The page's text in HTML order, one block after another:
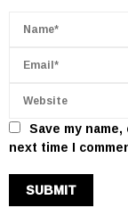
Save my
next time I